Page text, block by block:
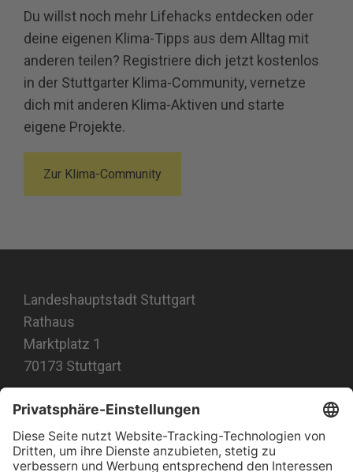
Du willst noch mehr Lifehacks entdecken oder
deine eigenen Klima-Tipps aus dem Alltag mit
anderen teilen? Registriere dich jetzt kostenlos
in der Stuttgarter Klima-Community, vernetze
dich mit anderen Klima-Aktiven und starte
eigene Projekte.
Zur Klima-Community
Landeshauptstadt Stuttgart
Rathaus
Marktplatz 1
70173 Stuttgart
#jetztklimachen